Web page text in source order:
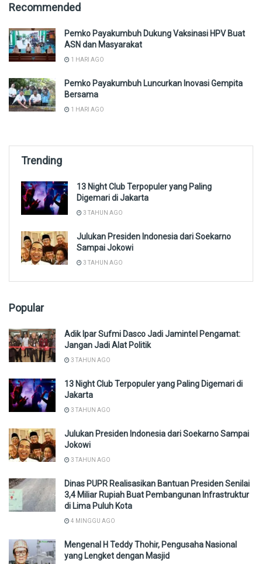
Recommended
Pemko Payakumbuh Dukung Vaksinasi HPV Buat
ASN dan Masyarakat
1 HARI AGO
Pemko Payakumbuh Luncurkan Inovasi Gempita
Bersama
1 HARI AGO
Trending
13 Night Club Terpopuler yang Paling
Digemari di Jakarta
3 TAHUN AGO
Julukan Presiden Indonesia dari Soekarno
Sampai Jokowi
3 TAHUN AGO
Popular
Adik Ipar Sufmi Dasco Jadi Jamintel Pengamat:
Jangan Jadi Alat Politik
3 TAHUN AGO
13 Night Club Terpopuler yang Paling Digemari di
Jakarta
3 TAHUN AGO
Julukan Presiden Indonesia dari Soekarno Sampai
Jokowi
3 TAHUN AGO
Dinas PUPR Realisasikan Bantuan Presiden Senilai
3,4 Miliar Rupiah Buat Pembangunan Infrastruktur
di Lima Puluh Kota
4 MINGGU AGO
Mengenal H Teddy Thohir, Pengusaha Nasional
yang Lengket dengan Masjid